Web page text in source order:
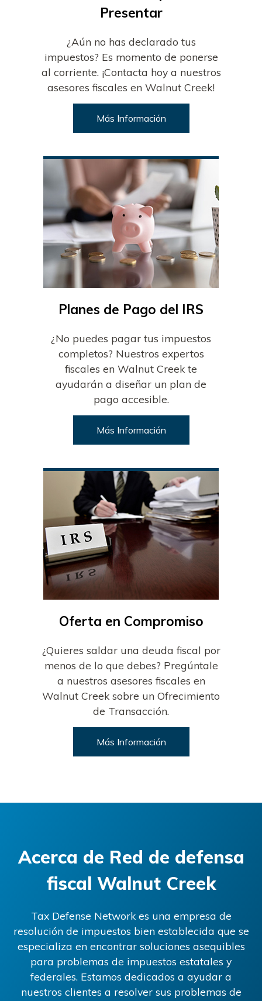
Presentar
¿Aún no has declarado tus
impuestos? Es momento de ponerse
al corriente. ¡Contacta hoy a nuestros
asesores fiscales en Walnut Creek!
Más Información
Planes de Pago del IRS
¿No puedes pagar tus impuestos
completos? Nuestros expertos
fiscales en Walnut Creek te
ayudarán a diseñar un plan de
pago accesible.
Más Información
Oferta en Compromiso
¿Quieres saldar una deuda fiscal por
menos de lo que debes? Pregúntale
a nuestros asesores fiscales en
Walnut Creek sobre un Ofrecimiento
de Transacción.
Más Información
Acerca de Red de defensa
fiscal Walnut Creek
Tax Defense Network es una empresa de
resolución de impuestos bien establecida que se
especializa en encontrar soluciones asequibles
para problemas de impuestos estatales y
federales. Estamos dedicados a ayudar a
nuestros clientes a resolver sus problemas de